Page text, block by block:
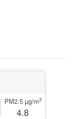
PM2.5 µg/m3
4.8